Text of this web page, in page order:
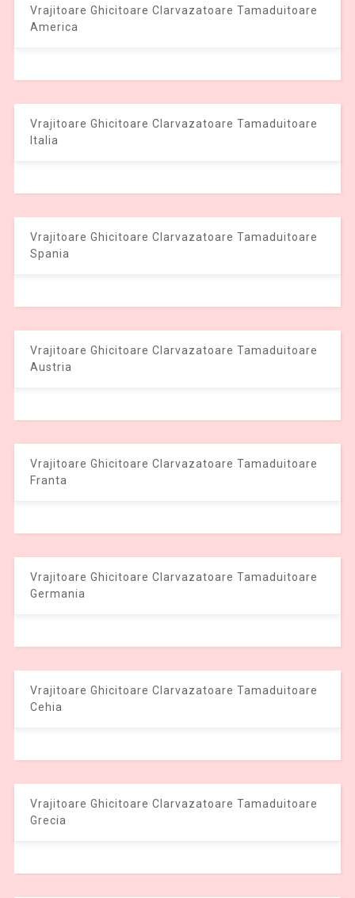
Vrajitoare Ghicitoare Clarvazatoare Tamaduitoare
America
Vrajitoare Ghicitoare Clarvazatoare Tamaduitoare
Italia
Vrajitoare Ghicitoare Clarvazatoare Tamaduitoare
Spania
Vrajitoare Ghicitoare Clarvazatoare Tamaduitoare
Austria
Vrajitoare Ghicitoare Clarvazatoare Tamaduitoare
Franta
Vrajitoare Ghicitoare Clarvazatoare Tamaduitoare
Germania
Vrajitoare Ghicitoare Clarvazatoare Tamaduitoare
Cehia
Vrajitoare Ghicitoare Clarvazatoare Tamaduitoare
Grecia